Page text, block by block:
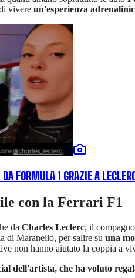
vivere un'esperienza
FORMULA 1 GRAZIE A
con la Ferrari F1
da Charles Leclerc, il
di Maranello, per salire su una
non hanno aiutato la coppia a
dell'artista, che ha voluto